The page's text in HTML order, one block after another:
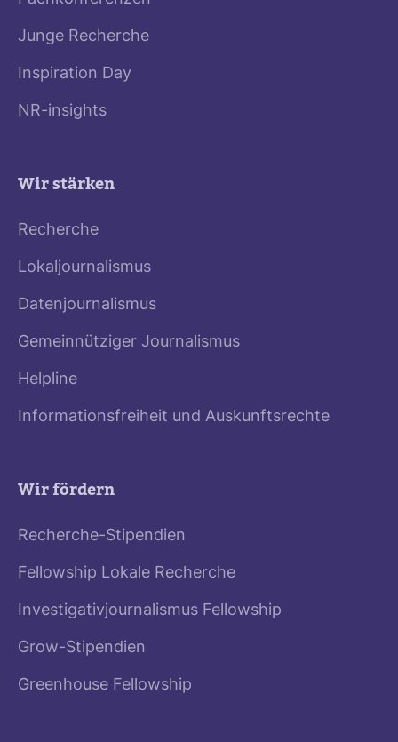
Junge Recherche
Inspiration Day
NR-insights
Wir stärken
Recherche
Lokaljournalismus
Datenjournalismus
Gemeinnütziger Journalismus
Helpline
Informationsfreiheit und Auskunftsrechte
Wir fördern
Recherche-Stipendien
Fellowship Lokale Recherche
Investigativjournalismus Fellowship
Grow-Stipendien
Greenhouse Fellowship